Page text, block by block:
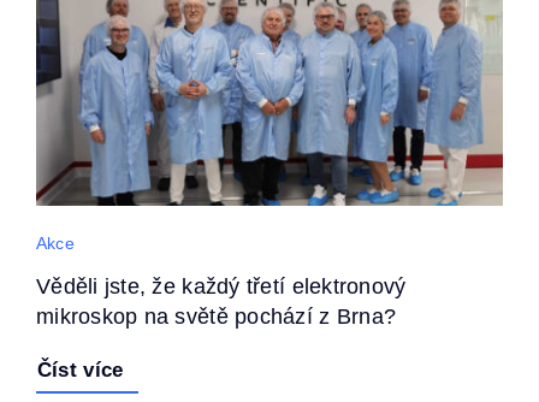
Akce
Věděli jste, že každý třetí elektronový
mikroskop na světě pochází z Brna?
Číst více